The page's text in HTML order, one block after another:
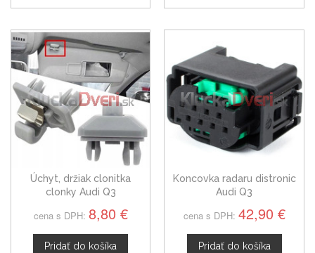
Úchyt, držiak clonitka
clonky Audi Q3
cena s DPH: 8,80 €
Pridať do košíka
Koncovka radaru distronic
Audi Q3
cena s DPH: 42,90 €
Pridať do košíka